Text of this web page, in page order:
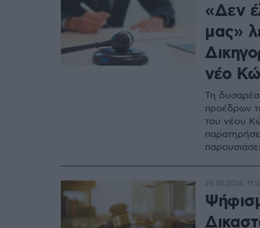
«Δεν
μας»
νέο
Τη
προέδρων
του νέου
28.05.2026,